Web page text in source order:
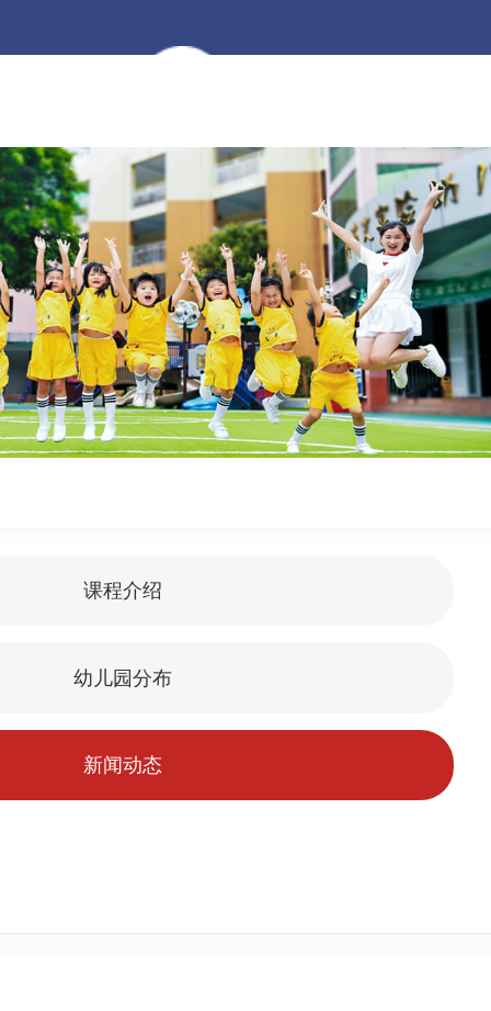
课程介绍
幼儿园分布
新闻动态